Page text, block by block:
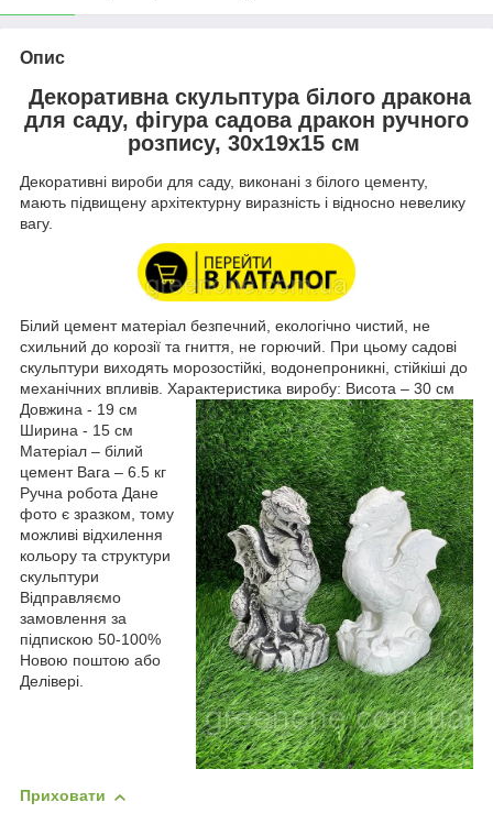
Опис
Декоративна скульптура білого дракона
для саду, фігура садова дракон ручного
розпису, 30х19х15 см
Декоративні вироби для саду, виконані з білого цементу,
мають підвищену архітектурну виразність і відносно невелику
вагу.
Білий цемент матеріал безпечний, екологічно чистий, не
схильний до корозії та гниття, не горючий. При цьому садові
скульптури виходять морозостійкі, водонепроникні, стійкіші до
механічних впливів. Характеристика виробу: Висота – 30 см
Довжина - 19 см
Ширина - 15 см
Матеріал – білий
цемент Вага – 6.5 кг
Ручна робота Дане
фото є зразком, тому
можливі відхилення
кольору та структури
скульптури
Відправляємо
замовлення за
підпискою 50-100%
Новою поштою або
Делівері.
Приховати